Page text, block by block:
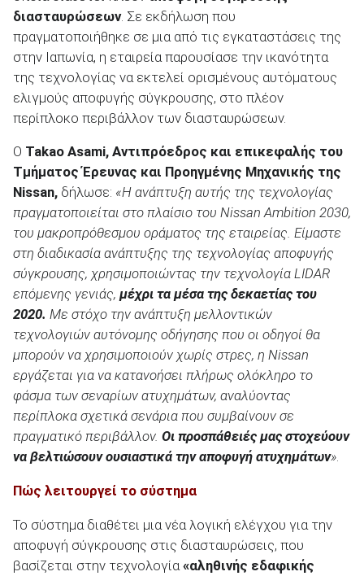
ΑΝΑΖΗΤΗΣΗ
Μεταχειρισμένα
ΑΝΑΖΗΤΗΣΗ
Επιχειρήσεις
ΑΝΑΖΗΤΗΣΗ
διασταυρώσεων. Σε εκδήλωση που
πραγματοποιήθηκε σε μια από τις εγκαταστάσεις της
στην Ιαπωνία, η εταιρεία παρουσίασε την ικανότητα
της τεχνολογίας να εκτελεί ορισμένους αυτόματους
ελιγμούς αποφυγής σύγκρουσης, στο πλέον
περίπλοκο περιβάλλον των διασταυρώσεων.
Ο Takao Asami, Αντιπρόεδρος και επικεφαλής του
Τμήματος Έρευνας και Προηγμένης Μηχανικής της
Nissan, δήλωσε: «Η ανάπτυξη αυτής της τεχνολογίας
πραγματοποιείται στο πλαίσιο του Nissan Ambition 2030,
του μακροπρόθεσμου οράματος της εταιρείας. Είμαστε
στη διαδικασία ανάπτυξης της τεχνολογίας αποφυγής
σύγκρουσης, χρησιμοποιώντας την τεχνολογία LIDAR
επόμενης γενιάς, μέχρι τα μέσα της δεκαετίας του
2020. Με στόχο την ανάπτυξη μελλοντικών
τεχνολογιών αυτόνομης οδήγησης που οι οδηγοί θα
μπορούν να χρησιμοποιούν χωρίς στρες, η Nissan
εργάζεται για να κατανοήσει πλήρως ολόκληρο το
φάσμα των σεναρίων ατυχημάτων, αναλύοντας
περίπλοκα σχετικά σενάρια που συμβαίνουν σε
πραγματικό περιβάλλον. Οι προσπάθειές μας στοχεύουν
να βελτιώσουν ουσιαστικά την αποφυγή ατυχημάτων».
Πώς λειτουργεί το σύστημα
Το σύστημα διαθέτει μια νέα λογική ελέγχου για την
αποφυγή σύγκρουσης στις διασταυρώσεις, που
βασίζεται στην τεχνολογία «αληθινής εδαφικής